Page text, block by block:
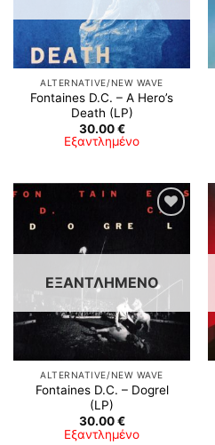
ALTERNATIVE/NEW WAVE
Fontaines D.C. ‎– A Hero’s
Death (LP)
30.00€
Εξαντλημένο
Προσθήκη
επιθυμιών
ΕΞΑΝΤΛΗΜΈΝΟ
ALTERNATIVE/NEW WAVE
Fontaines D.C. ‎– Dogrel
(LP)
30.00€
Εξαντλημένο